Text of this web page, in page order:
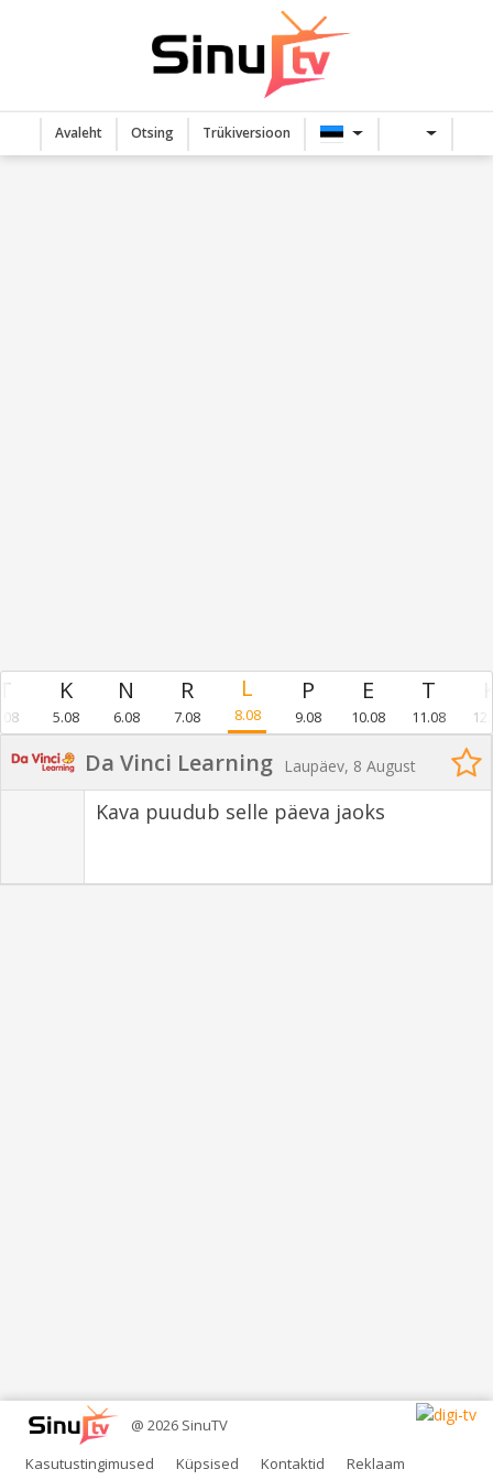
Avaleht Otsing Trükiversioon
5.08 6.08 7.08 8.08 9.08 10.08 11.08
Da Vinci Learning Laupäev, 8 August
Kava puudub selle päeva jaoks
@ 2026 SinuTV
Kasutustingimused
Küpsised Kontaktid Reklaam